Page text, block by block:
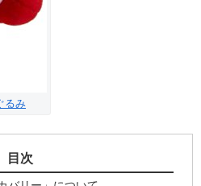
るみ
目次